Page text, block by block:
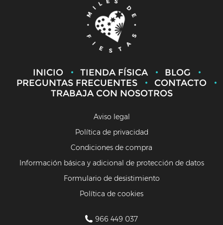
INICIO TIENDA FÍSICA
BLOG
PREGUNTAS FRECUENTES
CONTACTO
TRABAJA CON NOSOTROS
Aviso legal
Política de privacidad
Condiciones de compra
Información básica y adicional de protección de datos
Formulario de desistimiento
Política de cookies
966 449 037